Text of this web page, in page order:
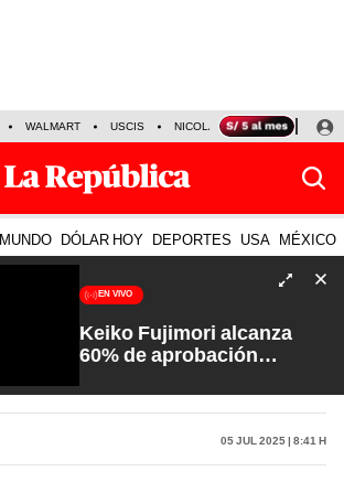
WALMART USCIS NICOLÁS MADURO P-8
MUNDO DÓLAR HOY DEPORTES USA MÉXICO
EN VIVO
Keiko Fujimori alcanza
60% de aprobación
Rosa María Palacios
05 Jul 2025 | 8:41 h